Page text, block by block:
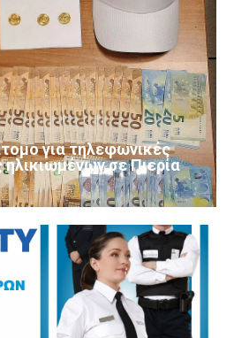
για τηλεφωνικές
σε Πιερία